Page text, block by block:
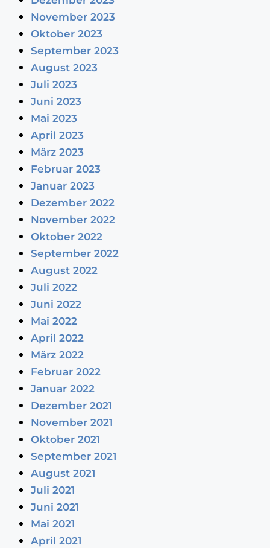
November 2023
Oktober 2023
September 2023
August 2023
Juli 2023
Juni 2023
Mai 2023
April 2023
März 2023
Februar 2023
Januar 2023
Dezember 2022
November 2022
Oktober 2022
September 2022
August 2022
Juli 2022
Juni 2022
Mai 2022
April 2022
März 2022
Februar 2022
Januar 2022
Dezember 2021
November 2021
Oktober 2021
September 2021
August 2021
Juli 2021
Juni 2021
Mai 2021
April 2021